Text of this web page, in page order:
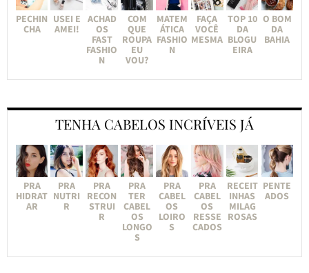
PECHIN
CHA
USEI E
AMEI!
ACHAD
OS
FAST
FASHIO
N
COM
QUE
ROUPA
EU
VOU?
MATEM
ÁTICA
FASHIO
N
FAÇA
VOCÊ
MESMA
TOP 10
DA
BLOGU
EIRA
O BOM
DA
BAHIA
TENHA CABELOS INCRÍVEIS JÁ
PRA
HIDRAT
AR
PRA
NUTRI
R
PRA
RECON
STRUI
R
PRA
TER
CABEL
OS
LONGO
S
PRA
CABEL
OS
LOIRO
S
PRA
CABEL
OS
RESSE
CADOS
RECEIT
INHAS
MILAG
ROSAS
PENTE
ADOS